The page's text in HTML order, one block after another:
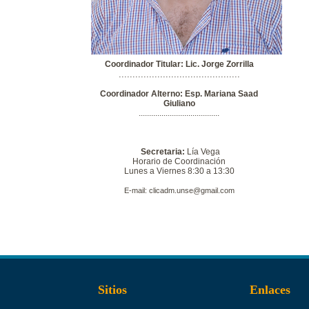
Coordinador Titular: Lic. Jorge Zorrilla
............................................
Coordinador Alterno: Esp. Mariana Saad
Giuliano
.......................................
Secretaria: Lía Vega
Horario de Coordinación
Lunes a Viernes 8:30 a 13:30
E-mail: clicadm.unse@gmail.com
Sitios Enlaces